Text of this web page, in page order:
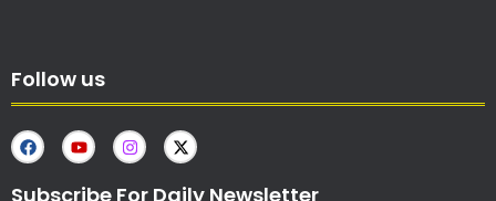
Follow us
Subscribe For Daily Newsletter